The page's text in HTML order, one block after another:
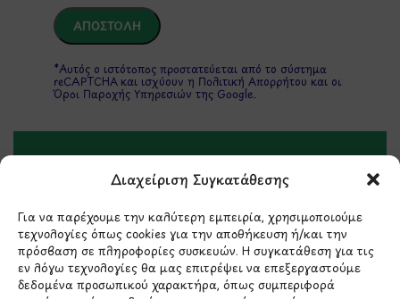
Διαχείριση Συγκατάθεσης
Για να παρέχουμε την καλύτερη εμπειρία, χρησιμοποιούμε
τεχνολογίες όπως cookies για την αποθήκευση ή/και την
πρόσβαση σε πληροφορίες συσκευών. Η συγκατάθεση για τις
εν λόγω τεχνολογίες θα μας επιτρέψει να επεξεργαστούμε
δεδομένα προσωπικού χαρακτήρα, όπως συμπεριφορά
*Αυτός ο ιστότοπος προστατεύεται από το σύστημα
reCAPTCHA και ισχύουν η Πολιτική Απορρήτου και οι
Όροι Παροχής Υπηρεσιώντης Google.
ΣΤΟΙΧΕΙΑ ΕΠΙΚΟΙΝΩΝΙΑΣ
Holargos Center (Ισόγειο)
Λ.Περικλέους 56,
Χολαργός 15561